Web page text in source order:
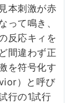
本刺激が赤
って鳴き、
反応キィを
間違わず正
を符号化す
）と呼び
行の1試行